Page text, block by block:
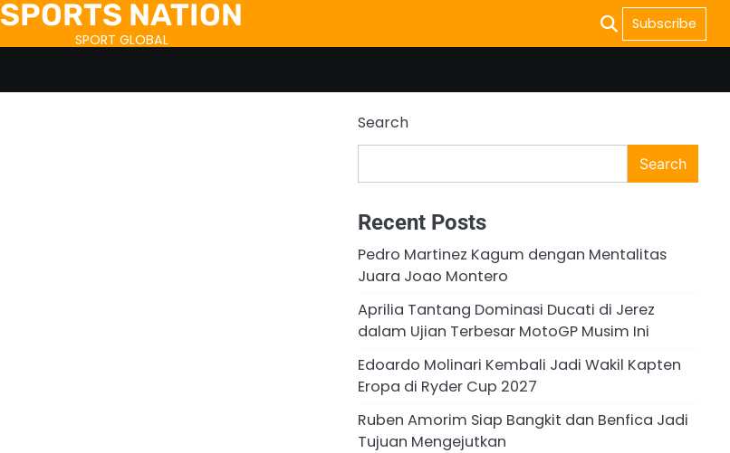
SPORTS NATION
SPORT GLOBAL
Subscribe
Search
Search
Recent Posts
Pedro Martinez Kagum dengan Mentalitas
Juara Joao Montero
Aprilia Tantang Dominasi Ducati di Jerez
dalam Ujian Terbesar MotoGP Musim Ini
Edoardo Molinari Kembali Jadi Wakil Kapten
Eropa di Ryder Cup 2027
Ruben Amorim Siap Bangkit dan Benfica Jadi
Tujuan Mengejutkan